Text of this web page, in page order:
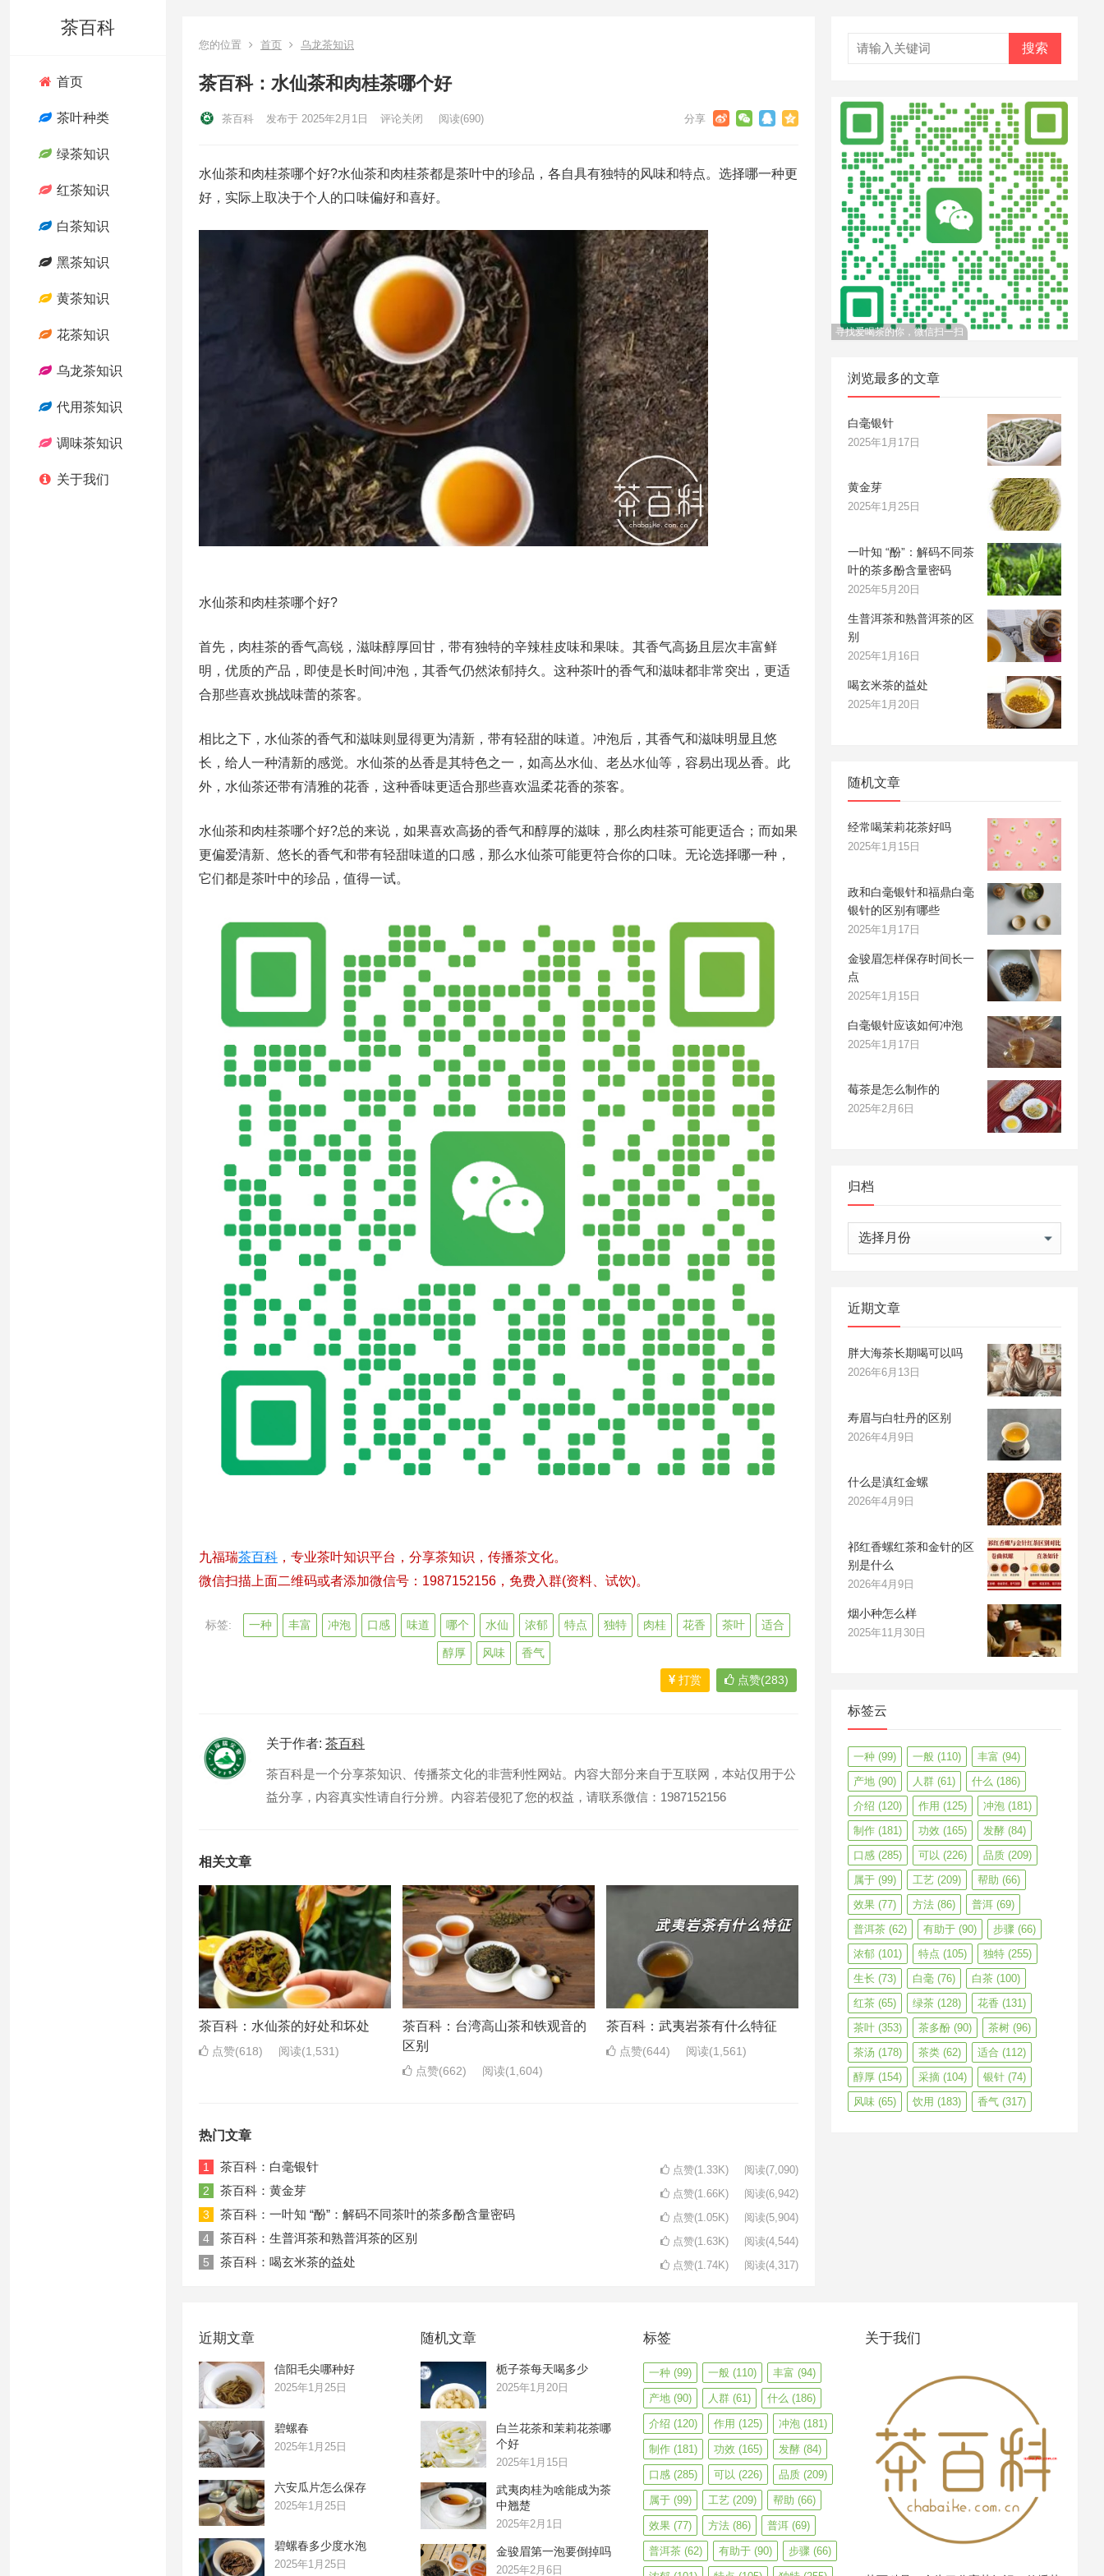
茶百科
首页
茶叶种类
绿茶知识
红茶知识
白茶知识
黑茶知识
黄茶知识
花茶知识
乌龙茶知识
代用茶知识
调味茶知识
关于我们
您的位置 首页 乌龙茶知识
茶百科：水仙茶和肉桂茶哪个好
茶百科 发布于 2025年2月1日 评论关闭 阅读(690)
水仙茶和肉桂茶哪个好?水仙茶和肉桂茶都是茶叶中的珍品，各自具有独特的风味和特点。选择哪一种更
好，实际上取决于个人的口味偏好和喜好。
水仙茶和肉桂茶哪个好?
首先，肉桂茶的香气高锐，滋味醇厚回甘，带有独特的辛辣桂皮味和果味。其香气高扬且层次丰富鲜
明，优质的产品，即使是长时间冲泡，其香气仍然浓郁持久。这种茶叶的香气和滋味都非常突出，更适
合那些喜欢挑战味蕾的茶客。
相比之下，水仙茶的香气和滋味则显得更为清新，带有轻甜的味道。冲泡后，其香气和滋味明显且悠
长，给人一种清新的感觉。水仙茶的丛香是其特色之一，如高丛水仙、老丛水仙等，容易出现丛香。此
外，水仙茶还带有清雅的花香，这种香味更适合那些喜欢温柔花香的茶客。
水仙茶和肉桂茶哪个好?总的来说，如果喜欢高扬的香气和醇厚的滋味，那么肉桂茶可能更适合；而如果
更偏爱清新、悠长的香气和带有轻甜味道的口感，那么水仙茶可能更符合你的口味。无论选择哪一种，
它们都是茶叶中的珍品，值得一试。
九福瑞茶百科 ，专业茶叶知识平台，分享茶知识，传播茶文化。
微信扫描上面二维码或者添加微信号：1987152156，免费入群(资料、试饮)。
标签: 一种 丰富 冲泡 口感 味道 哪个 水仙 浓郁 特点 独特 肉桂 花香 茶叶 适合
醇厚 风味 香气
打赏 点赞(283)
关于作者: 茶百科
茶百科是一个分享茶知识、传播茶文化的非营利性网站。内容大部分来自于互联网，本站仅用于公
益分享，内容真实性请自行分辨。内容若侵犯了您的权益，请联系微信：1987152156
相关文章
茶百科：水仙茶的好处和坏处
点赞(618) 阅读(1,531)
茶百科：台湾高山茶和铁观音的
区别
点赞(662) 阅读(1,604)
茶百科：武夷岩茶有什么特征
点赞(644) 阅读(1,561)
热门文章
1 茶百科：白毫银针 点赞(1.33K) 阅读(7,090)
2 茶百科：黄金芽 点赞(1.66K) 阅读(6,942)
3 茶百科：一叶知 “酚”：解码不同茶叶的茶多酚含量密码 点赞(1.05K) 阅读(5,904)
4 茶百科：生普洱茶和熟普洱茶的区别 点赞(1.63K) 阅读(4,544)
5 茶百科：喝玄米茶的益处 点赞(1.74K) 阅读(4,317)
搜索
寻找爱喝茶的你，微信扫一扫
浏览最多的文章
白毫银针
2025年1月17日
黄金芽
2025年1月25日
一叶知 “酚”：解码不同茶
叶的茶多酚含量密码
2025年5月20日
生普洱茶和熟普洱茶的区
别
2025年1月16日
喝玄米茶的益处
2025年1月20日
随机文章
经常喝茉莉花茶好吗
2025年1月15日
政和白毫银针和福鼎白毫
银针的区别有哪些
2025年1月17日
金骏眉怎样保存时间长一
点
2025年1月15日
白毫银针应该如何冲泡
2025年1月17日
莓茶是怎么制作的
2025年2月6日
归档
归
档
近期文章
胖大海茶长期喝可以吗
2026年6月13日
寿眉与白牡丹的区别
2026年4月9日
什么是滇红金螺
2026年4月9日
祁红香螺红茶和金针的区
别是什么
2026年4月9日
烟小种怎么样
2025年11月30日
标签云
一种 (99) 一般 (110) 丰富 (94)
产地 (90) 人群 (61) 什么 (186)
介绍 (120) 作用 (125) 冲泡 (181)
制作 (181) 功效 (165) 发酵 (84)
口感 (285) 可以 (226) 品质 (209)
属于 (99) 工艺 (209) 帮助 (66)
效果 (77) 方法 (86) 普洱 (69)
普洱茶 (62) 有助于 (90) 步骤 (66)
浓郁 (101) 特点 (105) 独特 (255)
生长 (73) 白毫 (76) 白茶 (100)
红茶 (65) 绿茶 (128) 花香 (131)
茶叶 (353) 茶多酚 (90) 茶树 (96)
茶汤 (178) 茶类 (62) 适合 (112)
醇厚 (154) 采摘 (104) 银针 (74)
风味 (65) 饮用 (183) 香气 (317)
近期文章
信阳毛尖哪种好
2025年1月25日
碧螺春
2025年1月25日
六安瓜片怎么保存
2025年1月25日
碧螺春多少度水泡
2025年1月25日
随机文章
栀子茶每天喝多少
2025年1月20日
白兰花茶和茉莉花茶哪
个好
2025年1月15日
武夷肉桂为啥能成为茶
中翘楚
2025年2月1日
金骏眉第一泡要倒掉吗
2025年2月6日
标签
一种(99) 一般 (110) 丰富 (94)
产地(90) 人群(61) 什么 (186)
介绍 (120) 作用 (125) 冲泡(181)
制作(181) 功效 (165) 发酵(84)
口感(285) 可以 (226) 品质(209)
属于(99) 工艺(209) 帮助 (66)
效果(77) 方法(86) 普洱(69)
普洱茶(62) 有助于(90) 步骤(66)
关于我们